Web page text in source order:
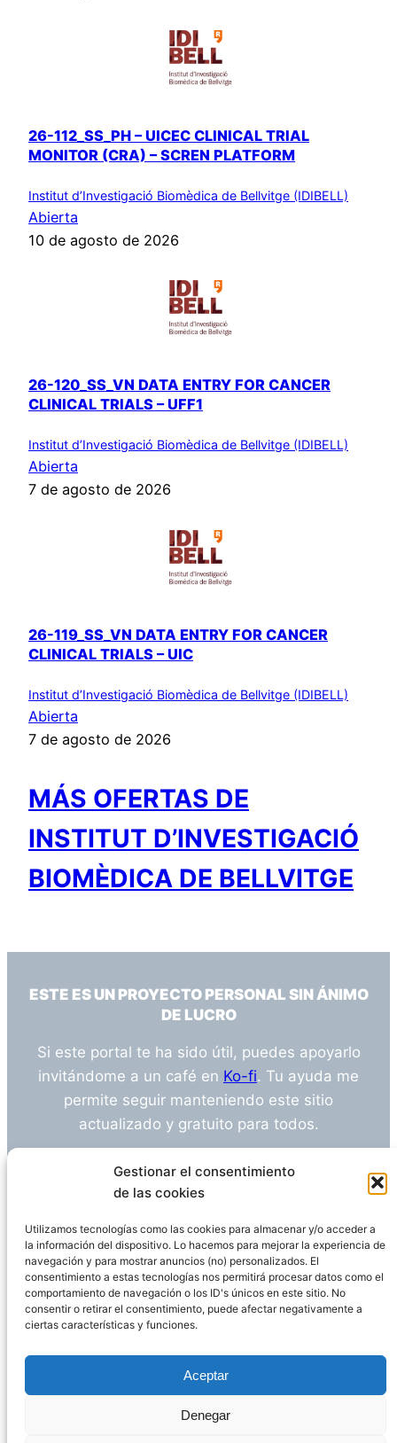
Gestionar el consentimiento
de las cookies
Utilizamos tecnologías como las cookies para almacenar y/o acceder a
la información del dispositivo. Lo hacemos para mejorar la experiencia de
navegación y para mostrar anuncios (no) personalizados. El
consentimiento a estas tecnologías nos permitirá procesar datos como el
comportamiento de navegación o los ID's únicos en este sitio. No
consentir o retirar el consentimiento, puede afectar negativamente a
ciertas características y funciones.
Aceptar
Denegar
26-112_SS_PH – UICEC CLINICAL TRIAL
MONITOR (CRA) – SCREN PLATFORM
Institut d’Investigació Biomèdica de Bellvitge (IDIBELL)
Abierta
10 de agosto de 2026
26-120_SS_VN DATA ENTRY FOR CANCER
CLINICAL TRIALS – UFF1
Institut d’Investigació Biomèdica de Bellvitge (IDIBELL)
Abierta
7 de agosto de 2026
26-119_SS_VN DATA ENTRY FOR CANCER
CLINICAL TRIALS – UIC
Institut d’Investigació Biomèdica de Bellvitge (IDIBELL)
Abierta
7 de agosto de 2026
MÁS OFERTAS DE
INSTITUT D’INVESTIGACIÓ
BIOMÈDICA DE BELLVITGE
ESTE ES UN PROYECTO PERSONAL SIN ÁNIMO
DE LUCRO
Si este portal te ha sido útil, puedes apoyarlo
invitándome a un café en Ko-fi. Tu ayuda me
permite seguir manteniendo este sitio
actualizado y gratuito para todos.
¿Tienes alguna duda o sugerencia? Escríbeme
info@empleosanitarioinvestigacion.es
Descargo de Responsabilidad
Declaración de Privacidad Política de cookies
WordPress